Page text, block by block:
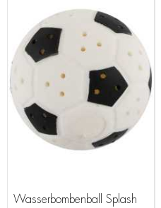
Wasserbombenball Splash